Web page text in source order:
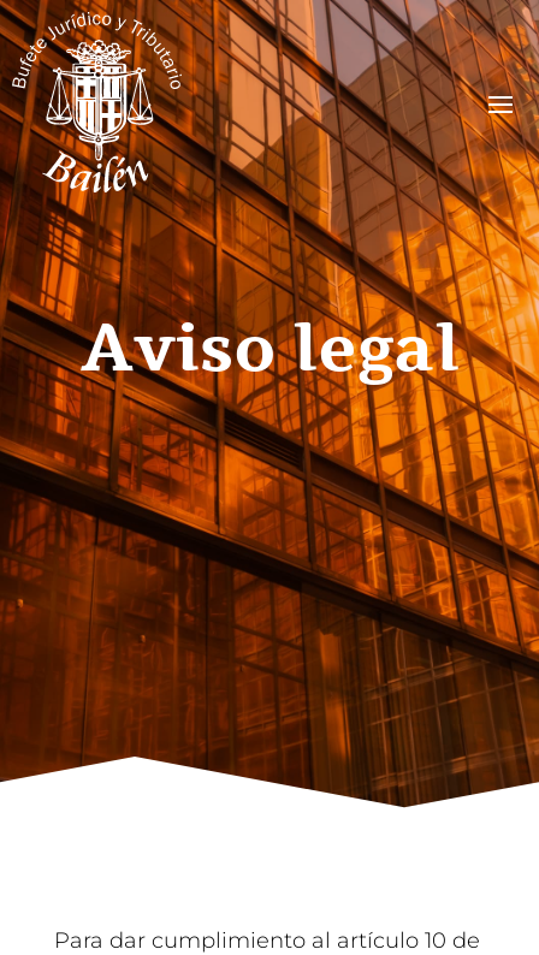
Aviso legal
Para dar cumplimiento al artículo 10 de